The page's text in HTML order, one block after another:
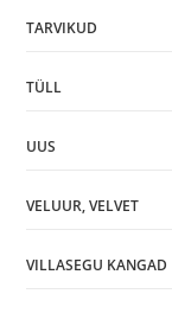
TARVIKUD
TÜLL
UUS
VELUUR, VELVET
VILLASEGU KANGAD